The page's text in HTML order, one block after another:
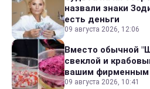
назвали знаки
есть деньги
09 августа 2026, 12:06
Вместо обычной
свеклой и
вашим фирменным
09 августа 2026, 10:41